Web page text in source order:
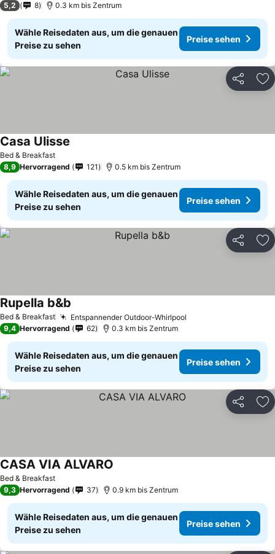
5,2 8 0.3 km bis Zentrum
Wähle Reisedaten aus, um die genauen
Preise zu sehen
Preise sehen
Teilen
Bed & Breakfast
Casa Ulisse
8,9 Hervorragend 121 0.5 km bis Zentrum
Wähle Reisedaten aus, um die genauen
Preise zu sehen
Preise sehen
Teilen
Bed & Breakfast Entspannender Outdoor-Whirlpool
Rupella b&b
9,4 Hervorragend 62 0.3 km bis Zentrum
Wähle Reisedaten aus, um die genauen
Preise zu sehen
Preise sehen
Teilen
Bed & Breakfast
CASA VIA ALVARO
9,3 Hervorragend 37 0.9 km bis Zentrum
Wähle Reisedaten aus, um die genauen
Preise zu sehen
Preise sehen